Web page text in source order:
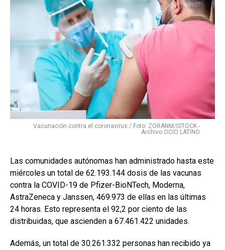
Vacunación contra el coronavirus./ Foto: ZORANM/ISTOCK -
Archivo OCIO LATINO
Las comunidades autónomas han administrado hasta este
miércoles un total de 62.193.144 dosis de las vacunas
contra la COVID-19 de Pfizer-BioNTech, Moderna,
AstraZeneca y Janssen, 469.973 de ellas en las últimas
24 horas. Esto representa el 92,2 por ciento de las
distribuidas, que ascienden a 67.461.422 unidades.
Además, un total de 30.261.332 personas han recibido ya